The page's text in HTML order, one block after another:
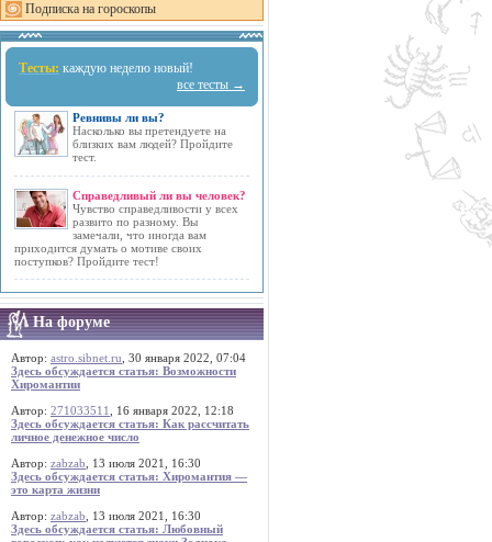
Подписка на гороскопы
Тесты: каждую неделю новый!
все тесты →
Ревнивы ли вы?
Насколько вы претендуете на
близких вам людей? Пройдите
тест.
Справедливый ли вы человек?
Чувство справедливости у всех
развито по разному. Вы
замечали, что иногда вам
приходится думать о мотиве своих
поступков? Пройдите тест!
На форуме
Автор: astro.sibnet.ru , 30 января 2022, 07:04
Здесь обсуждается статья: Возможности
Хиромантии
Автор: 271033511
, 16 января 2022, 12:18
Здесь обсуждается статья: Как рассчитать
личное денежное число
Автор: zabzab , 13 июля 2021, 16:30
Здесь обсуждается статья: Хиромантия —
это карта жизни
Автор: zabzab , 13 июля 2021, 16:30
Здесь обсуждается статья: Любовный